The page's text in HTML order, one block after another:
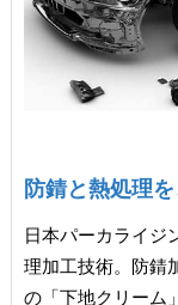
防錆と熱処理
日本パーカライジ
理加工技術。防錆
の「下地クリーム